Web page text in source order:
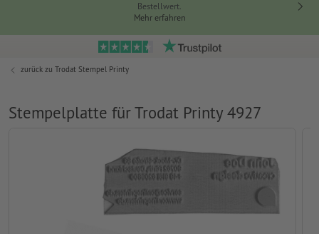
Bestellwert.
Mehr erfahren
zurück zu Trodat Stempel Printy
Stempelplatte für Trodat Printy 4927